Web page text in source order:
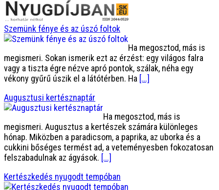
Szemünk fénye és az úszó foltok
Ha megosztod, más is
megismeri. Sokan ismerik ezt az érzést: egy világos falra
vagy a tiszta égre nézve apró pontok, szálak, néha egy
vékony gyűrű úszik el a látótérben. Ha [...]
Augusztusi kertésznaptár
Ha megosztod, más is
megismeri. Augusztus a kertészek számára különleges
hónap. Miközben a paradicsom, a paprika, az uborka és a
cukkini bőséges termést ad, a veteményesben fokozatosan
felszabadulnak az ágyások. [...]
Kertészkedés nyugodt tempóban